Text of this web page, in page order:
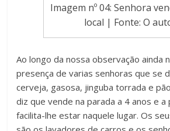
Imagem nº 04: Senhora
local | Fonte: O
Ao longo da nossa observação ainda
presença de varias senhoras que se
cerveja, gasosa, jinguba torrada e
diz que vende na parada a 4 anos e a
facilita-lhe estar naquele lugar. Os